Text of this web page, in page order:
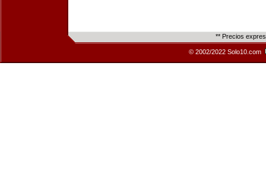
** Precios
© 2002/2022 Solo10.com